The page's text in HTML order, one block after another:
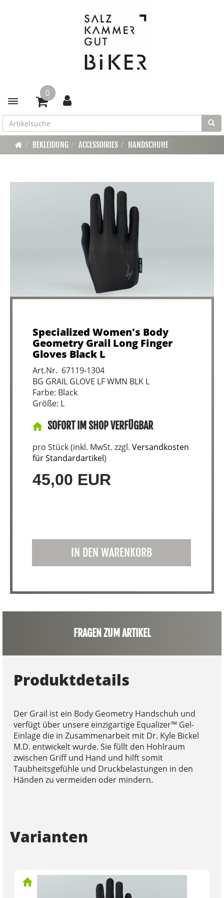
Toggle navigation
0
BEKLEIDUNG ACCESSOIRIES HANDSCHUHE
Specialized Women's Body
Geometry Grail Long Finger
Gloves Black L
Art.Nr. 67119-1304
BG GRAIL GLOVE LF WMN BLK L
Farbe: Black
Größe: L
SOFORT IM SHOP VERFÜGBAR
pro Stück (inkl. MwSt. zzgl. Versandkosten
für Standardartikel)
45,00 EUR
IN DEN WARENKORB
FRAGEN ZUM ARTIKEL
Produktdetails
Der Grail ist ein Body Geometry Handschuh und
verfügt über unsere einzigartige Equalizer™ Gel-
Einlage die in Zusammenarbeit mit Dr. Kyle Bickel
M.D. entwickelt wurde. Sie füllt den Hohlraum
zwischen Griff und Hand und hilft somit
Taubheitsgefühle und Druckbelastungen in den
Händen zu vermeiden oder mindern.
Varianten